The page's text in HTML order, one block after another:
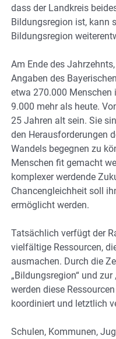
dass der Landkreis
Bildungsregion ist, kann
Bildungsregion
Am Ende des
Angaben des
etwa 270.000 Menschen
9.000 mehr als heute.
25 Jahren alt sein. Sie
den Herausforderungen
Wandels begegnen zu
Menschen fit gemacht
komplexer werdende
Chancengleichheit soll
ermöglicht werden.
Tatsächlich verfügt der
vielfältige Ressourcen,
ausmachen. Durch die
„Bildungsregion“ und
werden diese
koordiniert und letztlich
Schulen, Kommunen,